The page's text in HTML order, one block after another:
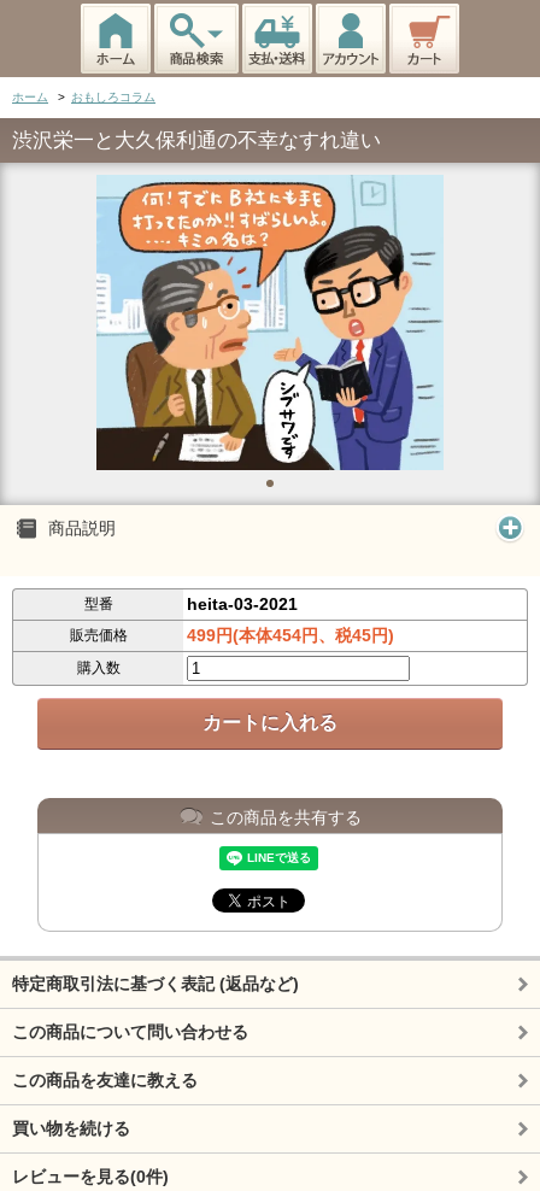
ホーム > おもしろコラム
渋沢栄一と大久保利通の不幸なすれ違い
商品説明
型番 heita-03-2021
販売価格 499円(本体454円、税45円)
購入数
この商品を共有する
特定商取引法に基づく表記 (返品など)
この商品について問い合わせる
この商品を友達に教える
買い物を続ける
レビューを見る(0件)